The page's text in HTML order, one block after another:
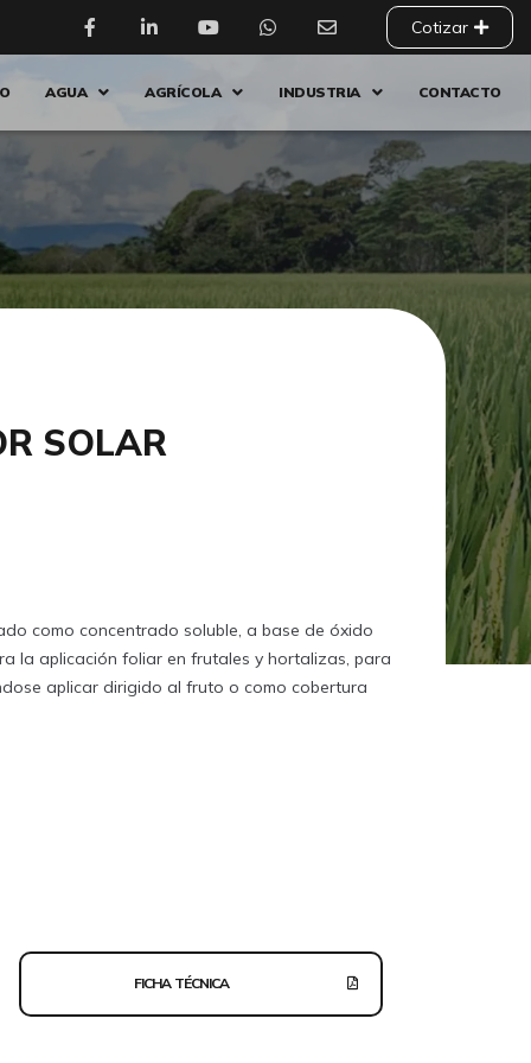
Cotizar
AGUA AGRÍCOLA INDUSTRIA CONTACTO
SOLAR
como concentrado soluble, a base de óxido
la aplicación foliar en frutales y hortalizas, para
aplicar dirigido al fruto o como cobertura
FICHA TÉCNICA